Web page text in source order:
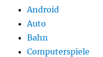
Android
Auto
Bahn
Computerspiele